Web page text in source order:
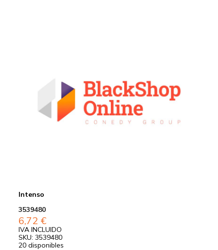
Intenso
3539480
6,72 €
IVA INCLUIDO
SKU: 3539480
20 disponibles